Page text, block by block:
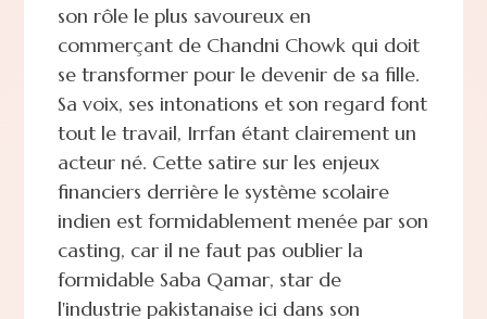
son rôle le plus savoureux en
commerçant de Chandni Chowk qui doit
se transformer pour le devenir de sa fille.
Sa voix, ses intonations et son regard font
tout le travail, Irrfan étant clairement un
acteur né. Cette satire sur les enjeux
financiers derrière le système scolaire
indien est formidablement menée par son
casting, car il ne faut pas oublier la
formidable Saba Qamar, star de
l'industrie pakistanaise ici dans son